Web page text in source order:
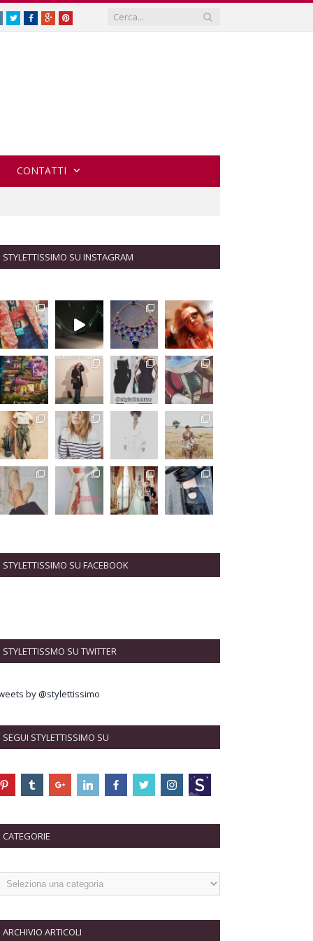
TwitterFacebook
Google
Plus
Pinterest
CONTATTI
STYLETTISSIMO SU INSTAGRAM
STYLETTISSIMO SU FACEBOOK
STYLETTISSMO SU TWITTER
by @stylettissimo
SEGUI STYLETTISSIMO SU
CATEGORIE
ARCHIVIO ARTICOLI